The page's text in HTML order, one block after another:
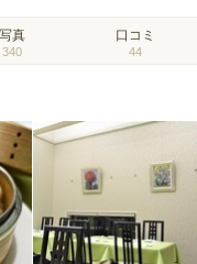
写真
340
口コミ
44